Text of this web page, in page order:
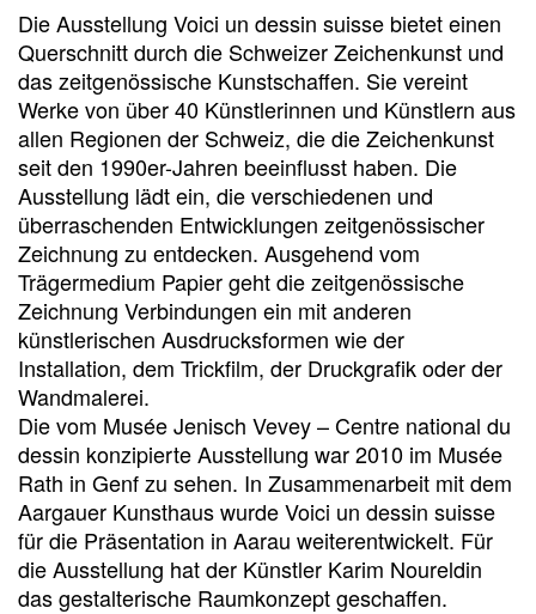
Die Ausstellung Voici un dessin suisse bietet einen
Querschnitt durch die Schweizer Zeichenkunst und
das zeitgenössische Kunstschaffen. Sie vereint
Werke von über 40 Künstlerinnen und Künstlern aus
allen Regionen der Schweiz, die die Zeichenkunst
seit den 1990er-Jahren beeinflusst haben. Die
Ausstellung lädt ein, die verschiedenen und
überraschenden Entwicklungen zeitgenössischer
Zeichnung zu entdecken. Ausgehend vom
Trägermedium Papier geht die zeitgenössische
Zeichnung Verbindungen ein mit anderen
künstlerischen Ausdrucksformen wie der
Installation, dem Trickfilm, der Druckgrafik oder der
Wandmalerei.
Die vom Musée Jenisch Vevey – Centre national du
dessin konzipierte Ausstellung war 2010 im Musée
Rath in Genf zu sehen. In Zusammenarbeit mit dem
Aargauer Kunsthaus wurde Voici un dessin suisse
für die Präsentation in Aarau weiterentwickelt. Für
die Ausstellung hat der Künstler Karim Noureldin
das gestalterische Raumkonzept geschaffen.